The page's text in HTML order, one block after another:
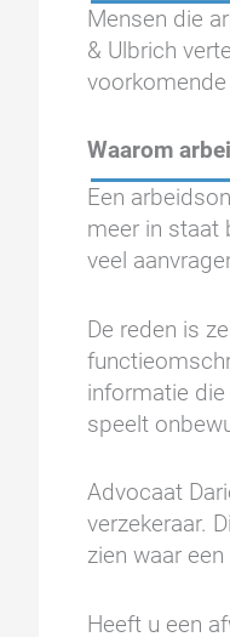
Mensen die
& Ulbrich
Waarom
Een
meer in staat
veel
De reden is
informatie
speelt
Advocaat
verzekeraar.
zien waar
Heeft u een